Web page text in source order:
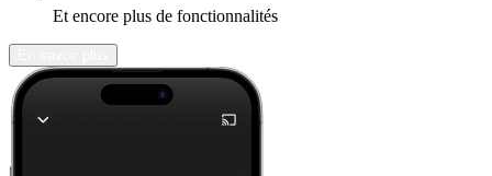
Et encore plus de fonctionnalités